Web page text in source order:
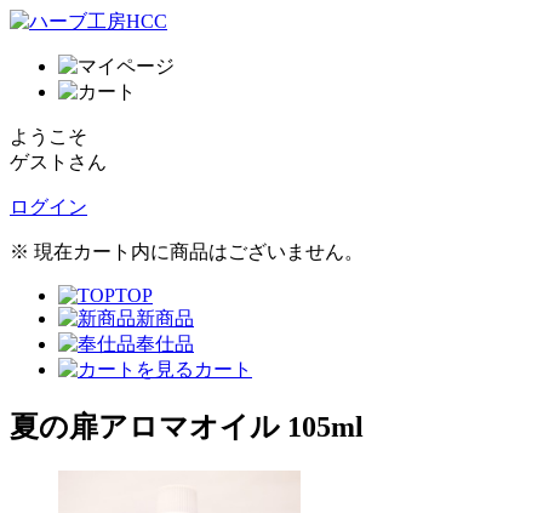
ようこそ
ゲストさん
ログイン
※ 現在カート内に商品はございません。
TOP
新商品
奉仕品
カート
夏の扉アロマオイル 105ml